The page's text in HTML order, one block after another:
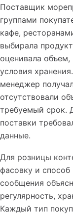
Поставщик
группами
кафе,
выбирала
оценивала объем,
условия
менеджер
отсутствовали
требуемый срок.
поставки
данные.
Для розницы
фасовку и способ
сообщения
регулярность,
Каждый тип